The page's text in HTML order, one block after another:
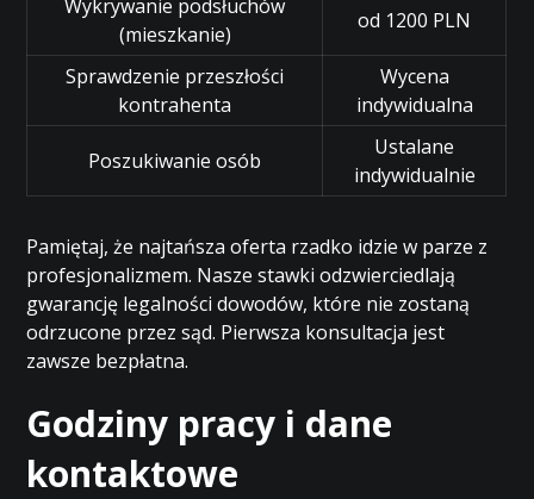
Wykrywanie podsłuchów
(mieszkanie)
od 1200 PLN
Sprawdzenie przeszłości
kontrahenta
Wycena
indywidualna
Poszukiwanie osób
Ustalane
indywidualnie
Pamiętaj, że najtańsza oferta rzadko idzie w parze z
profesjonalizmem. Nasze stawki odzwierciedlają
gwarancję legalności dowodów, które nie zostaną
odrzucone przez sąd. Pierwsza konsultacja jest
zawsze bezpłatna.
Godziny pracy i dane
kontaktowe